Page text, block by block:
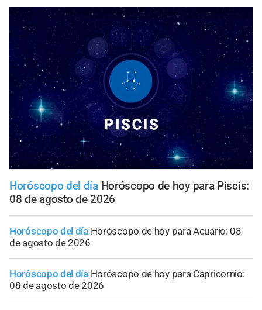
Horóscopo del día Horóscopo de hoy para Piscis:
08 de agosto de 2026
Horóscopo del día Horóscopo de hoy para Acuario: 08
de agosto de 2026
Horóscopo del día Horóscopo de hoy para Capricornio:
08 de agosto de 2026